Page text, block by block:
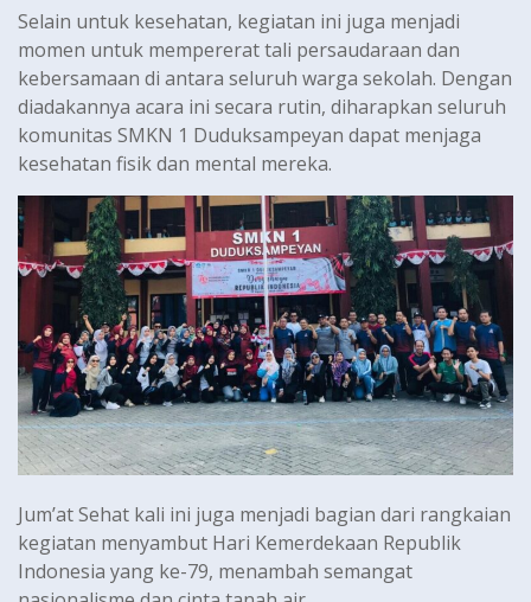
Selain untuk kesehatan, kegiatan ini juga menjadi
momen untuk mempererat tali persaudaraan dan
kebersamaan di antara seluruh warga sekolah. Dengan
diadakannya acara ini secara rutin, diharapkan seluruh
komunitas SMKN 1 Duduksampeyan dapat menjaga
kesehatan fisik dan mental mereka.
Jum’at Sehat kali ini juga menjadi bagian dari rangkaian
kegiatan menyambut Hari Kemerdekaan Republik
Indonesia yang ke-79, menambah semangat